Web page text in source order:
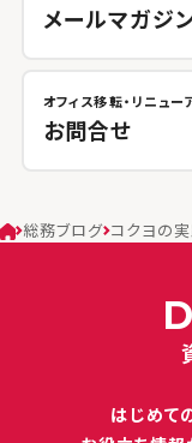
メールマガジ
オフィス移転・リニュー
お問合せ
総務ブログ コクヨの
はじめて